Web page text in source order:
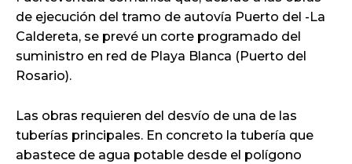
de ejecución del tramo de autovía Puerto del -La
Caldereta, se prevé un corte programado del
suministro en red de Playa Blanca (Puerto del
Rosario).
Las obras requieren del desvío de una de las
tuberías principales. En concreto la tubería que
abastece de agua potable desde el polígono